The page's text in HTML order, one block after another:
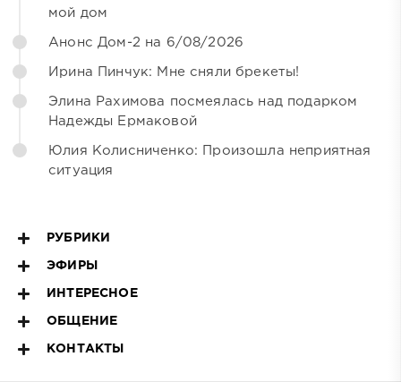
мой дом
Анонс Дом-2 на 6/08/2026
Ирина Пинчук: Мне сняли брекеты!
Элина Рахимова посмеялась над подарком
Надежды Ермаковой
Юлия Колисниченко: Произошла неприятная
ситуация
РУБРИКИ
ЭФИРЫ
ИНТЕРЕСНОЕ
ОБЩЕНИЕ
КОНТАКТЫ